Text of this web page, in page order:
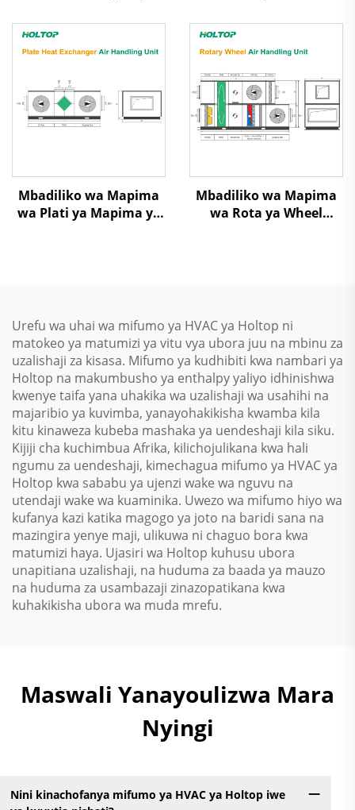
Joto la Takriban la
Handling Unit
Mbadiliko wa Mapima
wa Plati ya Mapima ya
Mbadiliko wa Mapima
wa Rota ya Wheel
Urefu wa uhai wa mifumo ya HVAC ya Holtop ni
matokeo ya matumizi ya vitu vya ubora juu na mbinu za
uzalishaji za kisasa. Mifumo ya kudhibiti kwa nambari ya
Holtop na makumbusho ya enthalpy yaliyo idhinishwa
kwenye taifa yana uhakika wa uzalishaji wa usahihi na
majaribio ya kuvimba, yanayohakikisha kwamba kila
kitu kinaweza kubeba mashaka ya uendeshaji kila siku.
Kijiji cha kuchimbua Afrika, kilichojulikana kwa hali
ngumu za uendeshaji, kimechagua mifumo ya HVAC ya
Holtop kwa sababu ya ujenzi wake wa nguvu na
utendaji wake wa kuaminika. Uwezo wa mifumo hiyo wa
kufanya kazi katika magogo ya joto na baridi sana na
mazingira yenye maji, ulikuwa ni chaguo bora kwa
matumizi haya. Ujasiri wa Holtop kuhusu ubora
unapitiana uzalishaji, na huduma za baada ya mauzo
na huduma za usambazaji zinazopatikana kwa
kuhakikisha ubora wa muda mrefu.
Maswali Yanayoulizwa Mara
Nyingi
Nini kinachofanya mifumo ya HVAC ya Holtop iwe